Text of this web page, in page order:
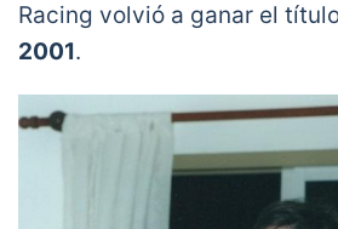
Racing volvió a ganar el
2001.